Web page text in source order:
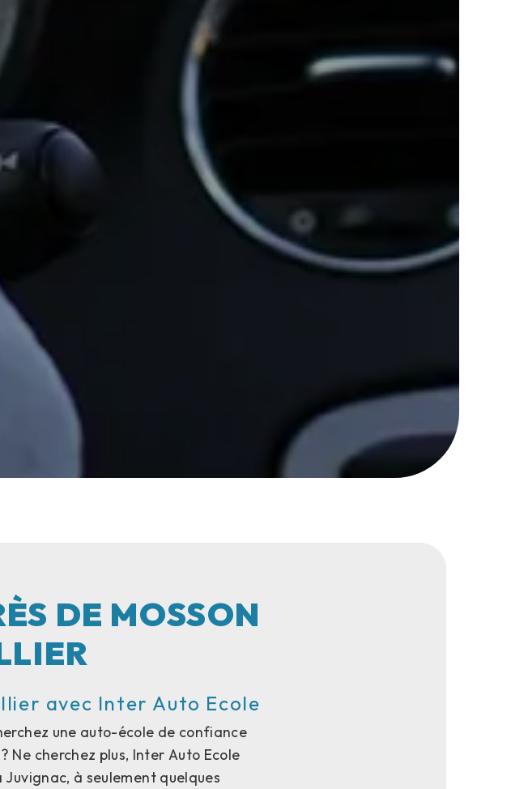
DE MOSSON
avec Inter Auto Ecole
une auto-école de confiance
Ne cherchez plus, Inter Auto Ecole
à seulement quelques